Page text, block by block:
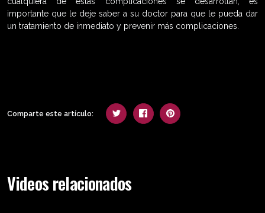
importante que le deje saber a su doctor para que le pueda dar
un tratamiento de inmediato y prevenir más complicaciones.
Comparte este artículo:
Videos relacionados